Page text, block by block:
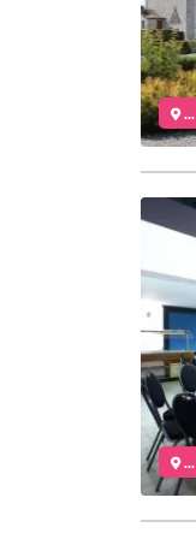
...
...